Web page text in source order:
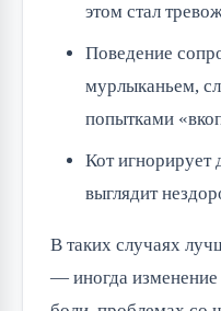
этом стал
Поведение
мурлыканьем,
попытками
Кот игнорирует
выглядит
В таких случаях
— иногда изменение